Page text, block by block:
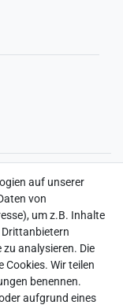
auf unserer
von
um z.B. Inhalte
Drittanbietern
analysieren. Die
Wir teilen
benennen.
aufgrund eines